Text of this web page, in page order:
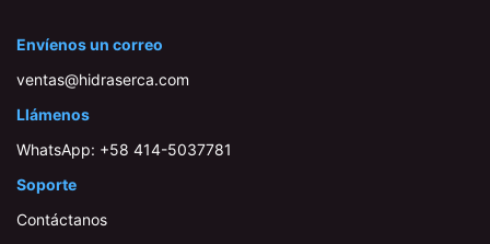
Envíenos un correo
ventas@hidraserca.com
Llámenos
WhatsApp: +58 414-503778​1
Soporte
Contáctanos